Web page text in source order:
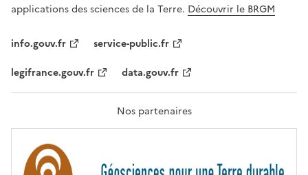
A
L
F
A
T
R
T
applications des sciences de la Terre. Découvrir le BRGM
info.gouv.fr
service-public.fr
legifrance.gouv.fr
data.gouv.fr
Nos partenaires